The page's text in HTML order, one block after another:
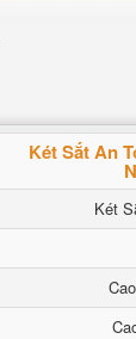
Két Sắt An
Két